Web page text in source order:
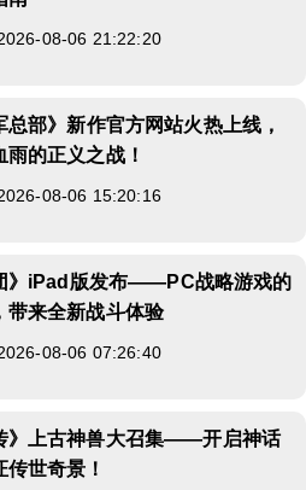
08-06 21:22:20
总部》新作官方网站火热上线，
的正义之战！
08-06 15:20:16
》iPad版发布——PC战略游戏的
带来全新战斗体验
08-06 07:26:40
》上古神兽大召集——开启神话
世奇景！